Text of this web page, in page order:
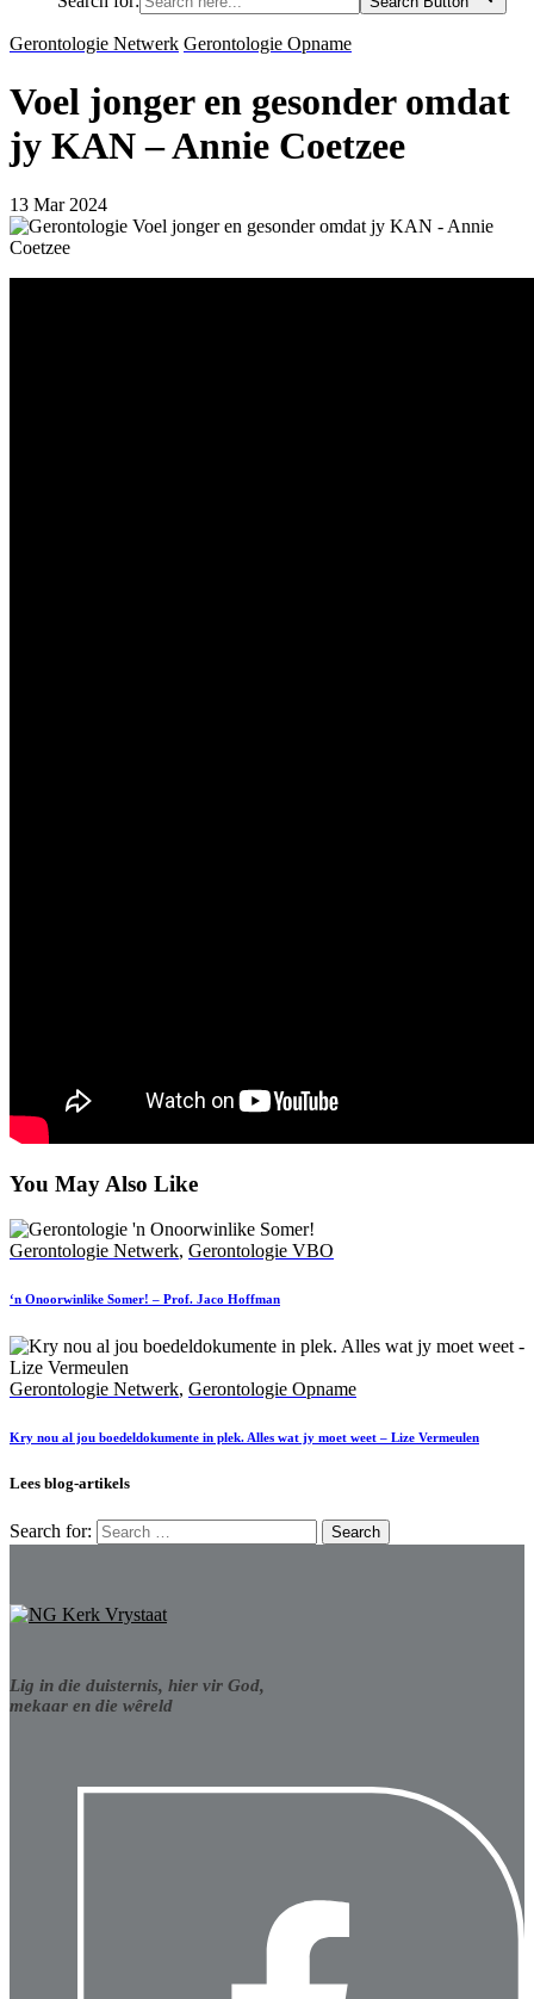
Gerontologie Netwerk Gerontologie Opname
Voel jonger en gesonder omdat
jy KAN – Annie Coetzee
13 Mar 2024
You May Also Like
Gerontologie Netwerk, Gerontologie VBO
‘n Onoorwinlike Somer! – Prof. Jaco Hoffman
Gerontologie Netwerk, Gerontologie Opname
Kry nou al jou boedeldokumente in plek. Alles wat jy moet weet – Lize Vermeulen
Lees blog-artikels
Search for:
Lig in die duisternis, hier vir God,
mekaar en die wêreld